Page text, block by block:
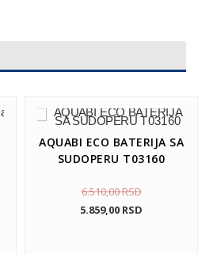
AQUABI ECO BATERIJA SA
SUDOPERU T03160
6.510,00RSD
5.859,00 RSD